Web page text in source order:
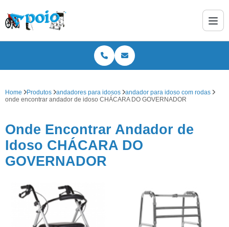
Home Produtos andadores para idosos
andador para idoso com rodas
onde encontrar andador de idoso CHÁCARA DO GOVERNADOR
Onde Encontrar Andador de
Idoso CHÁCARA DO
GOVERNADOR